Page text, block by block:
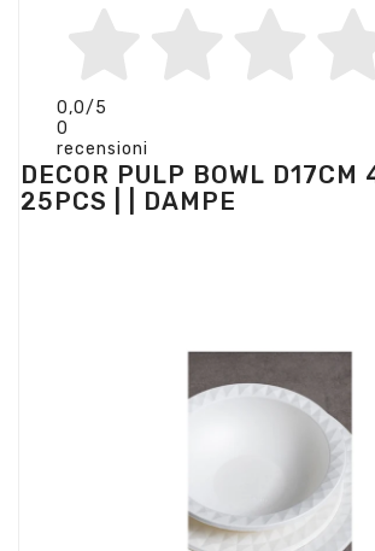
0,0/5
0
recensioni
DECOR PULP BOWL D17CM
25PCS | | DAMPE